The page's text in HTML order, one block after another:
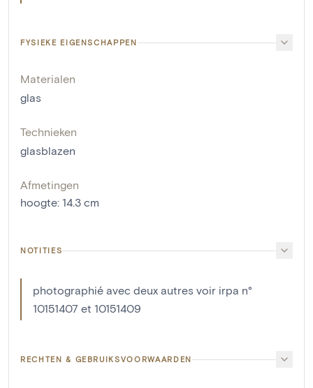
FYSIEKE EIGENSCHAPPEN
Materialen
glas
Technieken
glasblazen
Afmetingen
hoogte: 14.3 cm
NOTITIES
photographié avec deux autres voir irpa n°
10151407 et 10151409
RECHTEN & GEBRUIKSVOORWAARDEN